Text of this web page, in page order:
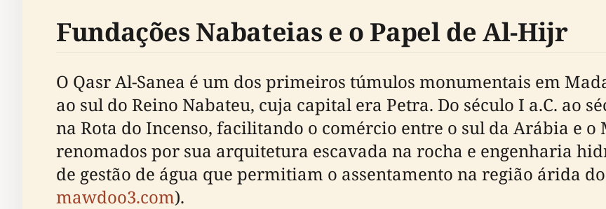
Fundações Nabateias e o Papel de Al-Hijr
O Qasr Al-Sanea é um dos primeiros túmulos monumentais em
ao sul do Reino Nabateu, cuja capital era Petra. Do século I a.C. ao
na Rota do Incenso, facilitando o comércio entre o sul da Arábia e
renomados por sua arquitetura escavada na rocha e engenharia
de gestão de água que permitiam o assentamento na região árida
mawdoo3.com).